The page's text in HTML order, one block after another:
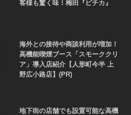
客様も驚く味！梅田『ピチカ』
海外との接待や商談利用が増加！
高機能喫煙ブース「スモーククリ
ア」導入店紹介【人形町今半 上
野広小路店】(PR)
地下街の店舗でも設置可能な高機